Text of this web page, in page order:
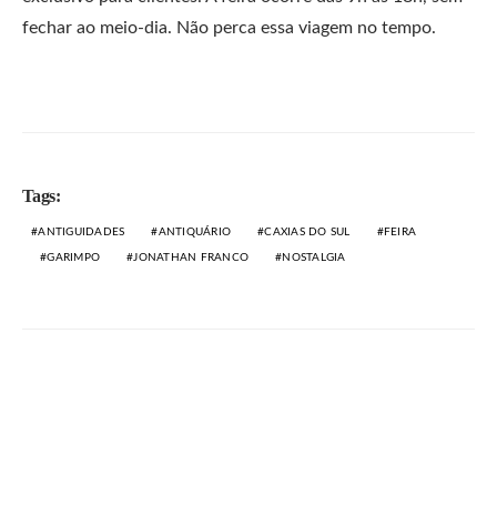
fechar ao meio-dia. Não perca essa viagem no tempo.
Tags:
ANTIGUIDADES ANTIQUÁRIO CAXIAS DO SUL FEIRA
GARIMPO JONATHAN FRANCO NOSTALGIA